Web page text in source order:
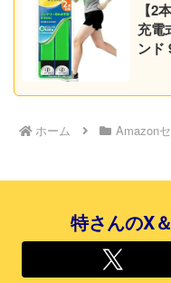
【2
充電
ンド
ホーム Amazon
特さんのX